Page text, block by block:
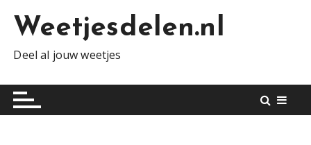
c
Weetjesdelen.nl
Deel al jouw weetjes